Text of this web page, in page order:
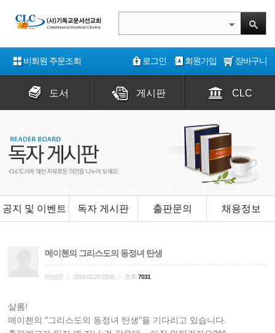
비회원 주문조회 로그인 회원가입 장바구니
도서 게시판 CLC
공지 및 이벤트 독자 게시판 출판문의 채용정보
메이첸의 그리스도의 동정녀 탄생
이성민 2016.02.23 15:01 조회 7031
샬롬!
메이첸의 "그리스도의 동정녀 탄생"을 기다리고 있습니다.